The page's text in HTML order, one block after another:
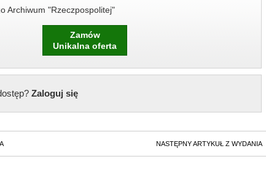
Archiwum "Rzeczpospolitej"
Zamów
Unikalna oferta
Zaloguj się
NASTĘPNY ARTYKUŁ Z WYDANIA